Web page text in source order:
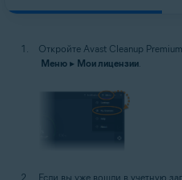
Откройте Avast Cleanup
Меню ▸ Мои лицензии.
Если вы уже вошли в учетную